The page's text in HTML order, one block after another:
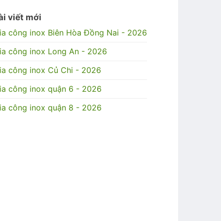
viết mới
công inox Biên Hòa Đồng Nai - 2026
công inox Long An - 2026
công inox Củ Chi - 2026
công inox quận 6 - 2026
công inox quận 8 - 2026